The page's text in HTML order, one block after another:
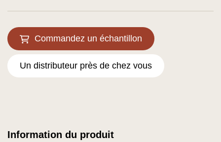
Commandez un échantillon
Un distributeur près de chez vous
Information du produit